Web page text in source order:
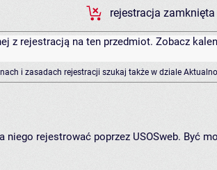
rejestracja zamknięta
z rejestracją na ten przedmiot. Zobacz
i zasadach rejestracji szukaj także w dziale
rejestrować poprzez USOSweb. Być